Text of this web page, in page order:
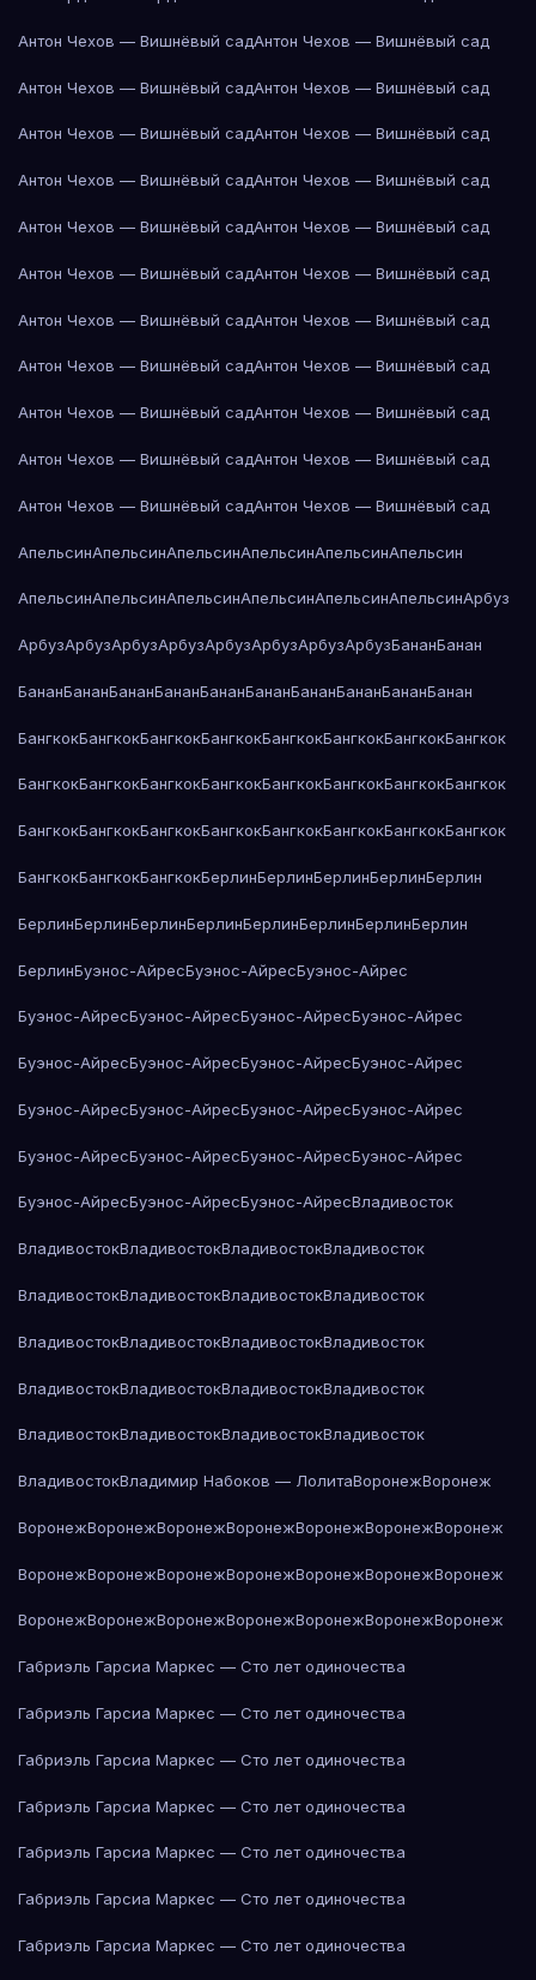
Антон Чехов — Вишнёвый садАнтон Чехов — Вишнёвый сад
Антон Чехов — Вишнёвый садАнтон Чехов — Вишнёвый сад
Антон Чехов — Вишнёвый садАнтон Чехов — Вишнёвый сад
Антон Чехов — Вишнёвый садАнтон Чехов — Вишнёвый сад
Антон Чехов — Вишнёвый садАнтон Чехов — Вишнёвый сад
Антон Чехов — Вишнёвый садАнтон Чехов — Вишнёвый сад
Антон Чехов — Вишнёвый садАнтон Чехов — Вишнёвый сад
Антон Чехов — Вишнёвый садАнтон Чехов — Вишнёвый сад
Антон Чехов — Вишнёвый садАнтон Чехов — Вишнёвый сад
Антон Чехов — Вишнёвый садАнтон Чехов — Вишнёвый сад
Антон Чехов — Вишнёвый садАнтон Чехов — Вишнёвый сад
АпельсинАпельсинАпельсинАпельсинАпельсинАпельсин
АпельсинАпельсинАпельсинАпельсинАпельсинАпельсинАрбуз
АрбузАрбузАрбузАрбузАрбузАрбузАрбузАрбузБананБанан
БананБананБананБананБананБананБананБананБананБанан
БангкокБангкокБангкокБангкокБангкокБангкокБангкокБангкок
БангкокБангкокБангкокБангкокБангкокБангкокБангкокБангкок
БангкокБангкокБангкокБангкокБангкокБангкокБангкокБангкок
БангкокБангкокБангкокБерлинБерлинБерлинБерлинБерлин
БерлинБерлинБерлинБерлинБерлинБерлинБерлинБерлин
БерлинБуэнос-АйресБуэнос-АйресБуэнос-Айрес
Буэнос-АйресБуэнос-АйресБуэнос-АйресБуэнос-Айрес
Буэнос-АйресБуэнос-АйресБуэнос-АйресБуэнос-Айрес
Буэнос-АйресБуэнос-АйресБуэнос-АйресБуэнос-Айрес
Буэнос-АйресБуэнос-АйресБуэнос-АйресБуэнос-Айрес
Буэнос-АйресБуэнос-АйресБуэнос-АйресВладивосток
ВладивостокВладивостокВладивостокВладивосток
ВладивостокВладивостокВладивостокВладивосток
ВладивостокВладивостокВладивостокВладивосток
ВладивостокВладивостокВладивостокВладивосток
ВладивостокВладивостокВладивостокВладивосток
ВладивостокВладимир Набоков — ЛолитаВоронежВоронеж
ВоронежВоронежВоронежВоронежВоронежВоронежВоронеж
ВоронежВоронежВоронежВоронежВоронежВоронежВоронеж
ВоронежВоронежВоронежВоронежВоронежВоронежВоронеж
Габриэль Гарсиа Маркес — Сто лет одиночества
Габриэль Гарсиа Маркес — Сто лет одиночества
Габриэль Гарсиа Маркес — Сто лет одиночества
Габриэль Гарсиа Маркес — Сто лет одиночества
Габриэль Гарсиа Маркес — Сто лет одиночества
Габриэль Гарсиа Маркес — Сто лет одиночества
Габриэль Гарсиа Маркес — Сто лет одиночества